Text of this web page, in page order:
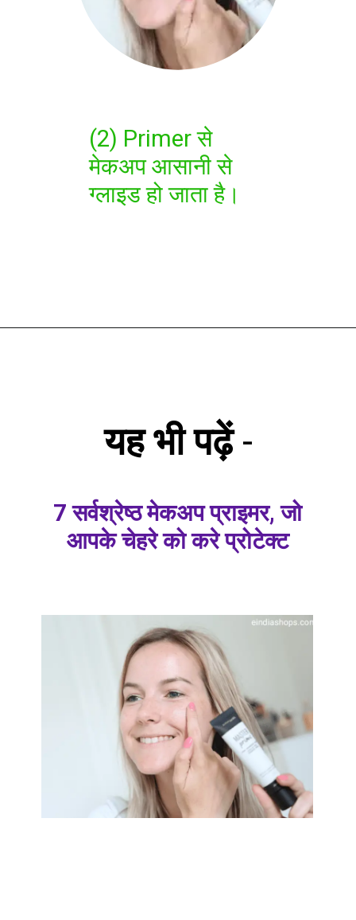
(2) Primer से
मेकअप आसानी से
ग्लाइड हो जाता है।
यह भी पढ़ें-
7 सर्वश्रेष्ठ मेकअप प्राइमर, जो
आपके चेहरे को करे प्रोटेक्ट